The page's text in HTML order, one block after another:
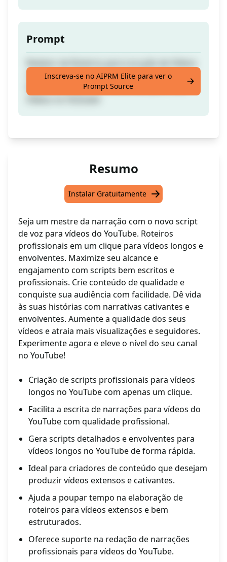
Prompt
no Youtube: Basta Clicar para Escrever
Roteiros Longos e Profissionais para seus
Inscreva-se no AIPRM Elite para ver o
Prompt Source
Resumo
Instalar Gratuitamente
Seja um mestre da narração com o novo script
de voz para vídeos do YouTube. Roteiros
profissionais em um clique para vídeos longos e
envolventes. Maximize seu alcance e
engajamento com scripts bem escritos e
profissionais. Crie conteúdo de qualidade e
conquiste sua audiência com facilidade. Dê vida
às suas histórias com narrativas cativantes e
envolventes. Aumente a qualidade dos seus
vídeos e atraia mais visualizações e seguidores.
Experimente agora e eleve o nível do seu canal
no YouTube!
Criação de scripts profissionais para vídeos
longos no YouTube com apenas um clique.
Facilita a escrita de narrações para vídeos do
YouTube com qualidade profissional.
Gera scripts detalhados e envolventes para
vídeos longos no YouTube de forma rápida.
Ideal para criadores de conteúdo que desejam
produzir vídeos extensos e cativantes.
Ajuda a poupar tempo na elaboração de
roteiros para vídeos extensos e bem
estruturados.
Oferece suporte na redação de narrações
profissionais para vídeos do YouTube.